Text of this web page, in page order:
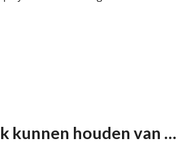
kunnen houden van …